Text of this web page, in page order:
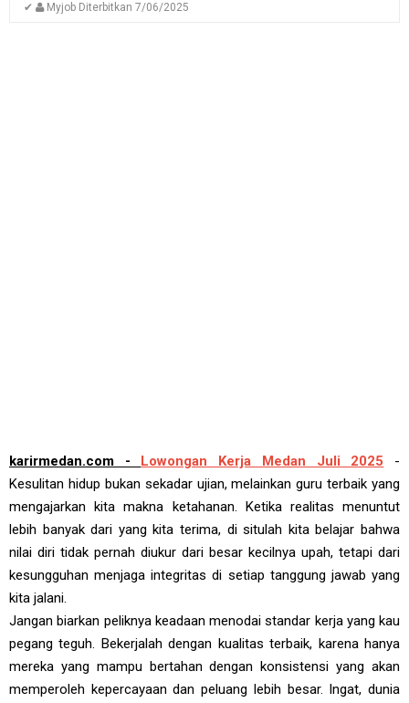
✔ Myjob Diterbitkan 7/06/2025
karirmedan.com - Lowongan Kerja Medan Juli 2025 -
Kesulitan hidup bukan sekadar ujian, melainkan guru terbaik yang
mengajarkan kita makna ketahanan. Ketika realitas menuntut
lebih banyak dari yang kita terima, di situlah kita belajar bahwa
nilai diri tidak pernah diukur dari besar kecilnya upah, tetapi dari
kesungguhan menjaga integritas di setiap tanggung jawab yang
kita jalani.
Jangan biarkan peliknya keadaan menodai standar kerja yang kau
pegang teguh. Bekerjalah dengan kualitas terbaik, karena hanya
mereka yang mampu bertahan dengan konsistensi yang akan
memperoleh kepercayaan dan peluang lebih besar. Ingat, dunia